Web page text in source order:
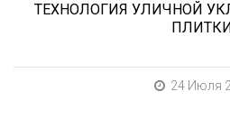
ТЕХНОЛОГИЯ УЛИЧНОЙ
24 Июля